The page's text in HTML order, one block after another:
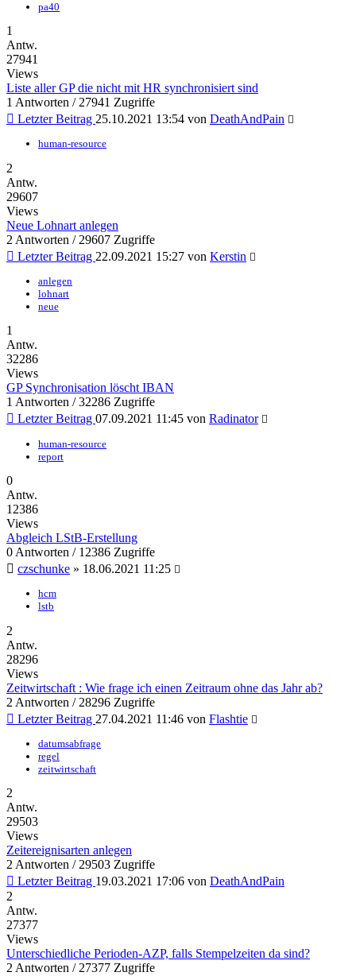
pa40
1
Antw.
27941
Views
Liste aller GP die nicht mit HR synchronisiert sind
1 Antworten / 27941 Zugriffe
Letzter Beitrag 25.10.2021 13:54 von DeathAndPain
human-resource
2
Antw.
29607
Views
Neue Lohnart anlegen
2 Antworten / 29607 Zugriffe
Letzter Beitrag 22.09.2021 15:27 von Kerstin
anlegen
lohnart
neue
1
Antw.
32286
Views
GP Synchronisation löscht IBAN
1 Antworten / 32286 Zugriffe
Letzter Beitrag 07.09.2021 11:45 von Radinator
human-resource
report
0
Antw.
12386
Views
Abgleich LStB-Erstellung
0 Antworten / 12386 Zugriffe
czschunke » 18.06.2021 11:25
hcm
lstb
2
Antw.
28296
Views
Zeitwirtschaft : Wie frage ich einen Zeitraum ohne das Jahr ab?
2 Antworten / 28296 Zugriffe
Letzter Beitrag 27.04.2021 11:46 von Flashtie
datumsabfrage
regel
zeitwirtschaft
2
Antw.
29503
Views
Zeitereignisarten anlegen
2 Antworten / 29503 Zugriffe
Letzter Beitrag 19.03.2021 17:06 von DeathAndPain
2
Antw.
27377
Views
Unterschiedliche Perioden-AZP, falls Stempelzeiten da sind?
2 Antworten / 27377 Zugriffe